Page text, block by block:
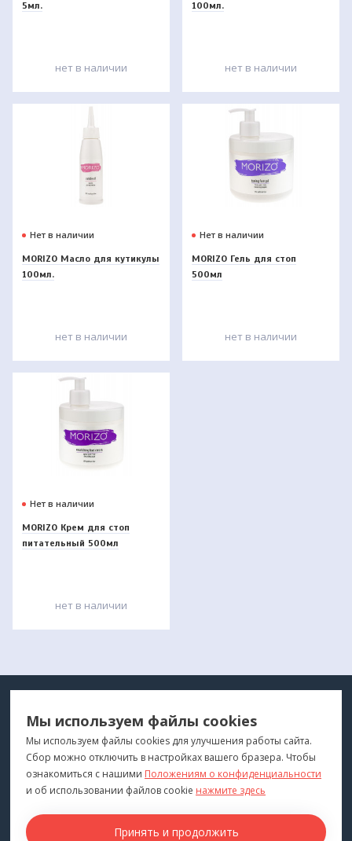
5мл.
нет в наличии
100мл.
нет в наличии
Нет в наличии
MORIZO Масло для кутикулы
100мл.
нет в наличии
Нет в наличии
MORIZO Гель для стоп
500мл
нет в наличии
Нет в наличии
MORIZO Крем для стоп
питательный 500мл
нет в наличии
ДЛЯ ВАС
"Медтехника для Вас"©2026
ПОКУПАТЕЛЯМ
Каталог
Бренды
Для оптовиков
КОНТАКТЫ
г. Владивосток
Мы используем файлы cookies
Мы используем файлы cookies для улучшения работы сайта.
Сбор можно отключить в настройках вашего бразера. Чтобы
ознакомиться с нашими Положениям о конфиденциальности
и об использовании файлов cookie нажмите здесь
Принять и продолжить